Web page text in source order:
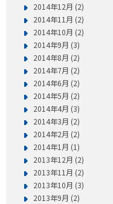
2014年12月 (2)
2014年11月 (2)
2014年10月 (2)
2014年9月 (3)
2014年8月 (2)
2014年7月 (2)
2014年6月 (2)
2014年5月 (2)
2014年4月 (3)
2014年3月 (2)
2014年2月 (2)
2014年1月 (1)
2013年12月 (2)
2013年11月 (2)
2013年10月 (3)
2013年9月 (2)